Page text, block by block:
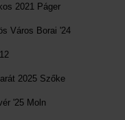
2021 Páger
Város Borai '24
2025 Szőke
'25 Moln